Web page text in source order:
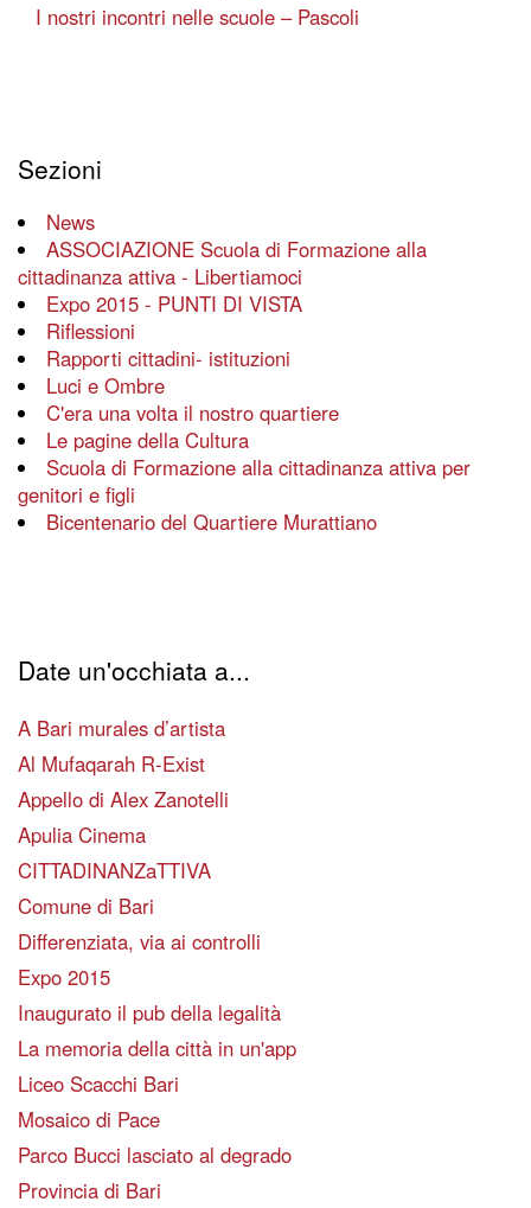
I nostri incontri nelle scuole – Pascoli
Sezioni
News
ASSOCIAZIONE Scuola di Formazione alla
cittadinanza attiva - Libertiamoci
Expo 2015 - PUNTI DI VISTA
Riflessioni
Rapporti cittadini- istituzioni
Luci e Ombre
C'era una volta il nostro quartiere
Le pagine della Cultura
Scuola di Formazione alla cittadinanza attiva per
genitori e figli
Bicentenario del Quartiere Murattiano
Date un'occhiata a...
A Bari murales d’artista
Al Mufaqarah R-Exist
Appello di Alex Zanotelli
Apulia Cinema
CITTADINANZaTTIVA
Comune di Bari
Differenziata, via ai controlli
Expo 2015
Inaugurato il pub della legalità
La memoria della città in un'app
Liceo Scacchi Bari
Mosaico di Pace
Parco Bucci lasciato al degrado
Provincia di Bari